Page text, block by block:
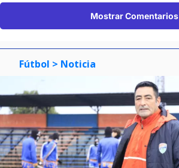
Mostrar Comentarios
Fútbol > Noticia